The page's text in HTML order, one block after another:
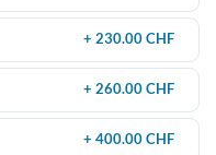
+ 230.00 CHF
+ 260.00 CHF
+ 400.00 CHF